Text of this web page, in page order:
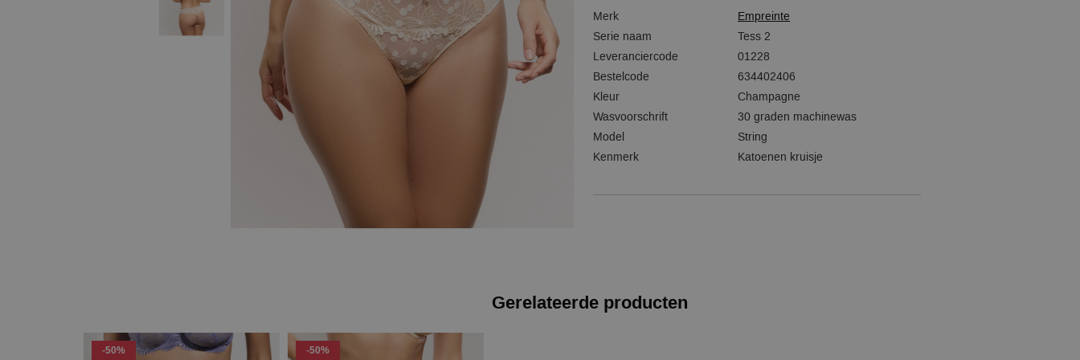
Merk
Empreinte
Serie naam
Tess 2
Leveranciercode
01228
Bestelcode
634402406
Kleur
Champagne
Wasvoorschrift
30 graden machinewas
Model
String
Kenmerk
Katoenen kruisje
Gerelateerde producten
-50% -50%